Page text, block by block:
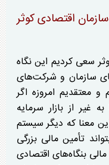
اقتصادی کوثر
سعی کردیم این نگاه
سازمان و شرکت‌های
و معتقدیم امروزه اگر
غیر از بازار سرمایه
معنا که دیگر سیستم
تأمین مالی بزرگی
بنگاه‌های اقتصادی